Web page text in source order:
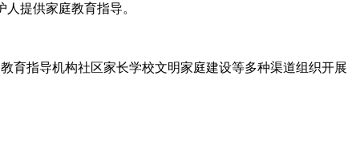
提供家庭教育指导。
育指导机构社区家长学校文明家庭建设等多种渠道组织开展